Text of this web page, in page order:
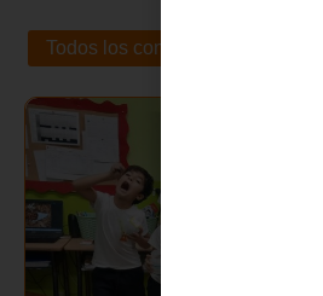
Todos los contenidos